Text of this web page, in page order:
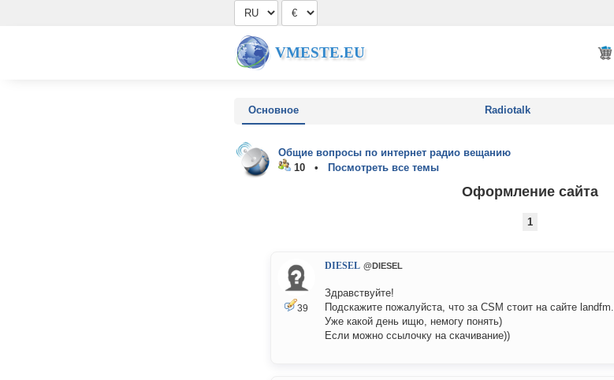
VMESTE.EU
Основное Radiotalk
Общие вопросы по интернет радио вещанию
10 •
Посмотреть все темы
Оформление сайта
1
39
DIESEL @DIESEL
Здравствуйте!
Подскажите пожалуйста, что за CSM стоит на сайте
Уже какой день ищю, немогу понять)
Если можно ссылочку на скачивание))